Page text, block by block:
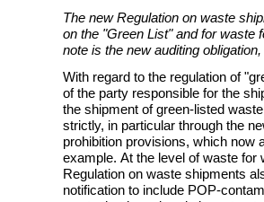
The new Regulation on waste
on the "Green List" and for waste
note is the new auditing
With regard to the regulation of
of the party responsible for the
the shipment of green-listed
strictly, in particular through the
prohibition provisions, which now
example. At the level of waste for
Regulation on waste shipments
notification to include POP-